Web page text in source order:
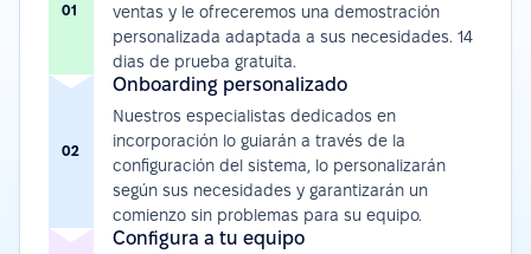
01
ventas y le ofreceremos una demostración
personalizada adaptada a sus necesidades. 14
dias de prueba gratuita.
02
Onboarding personalizado
Nuestros especialistas dedicados en
incorporación lo guiarán a través de la
configuración del sistema, lo personalizarán
según sus necesidades y garantizarán un
comienzo sin problemas para su equipo.
Configura a tu equipo